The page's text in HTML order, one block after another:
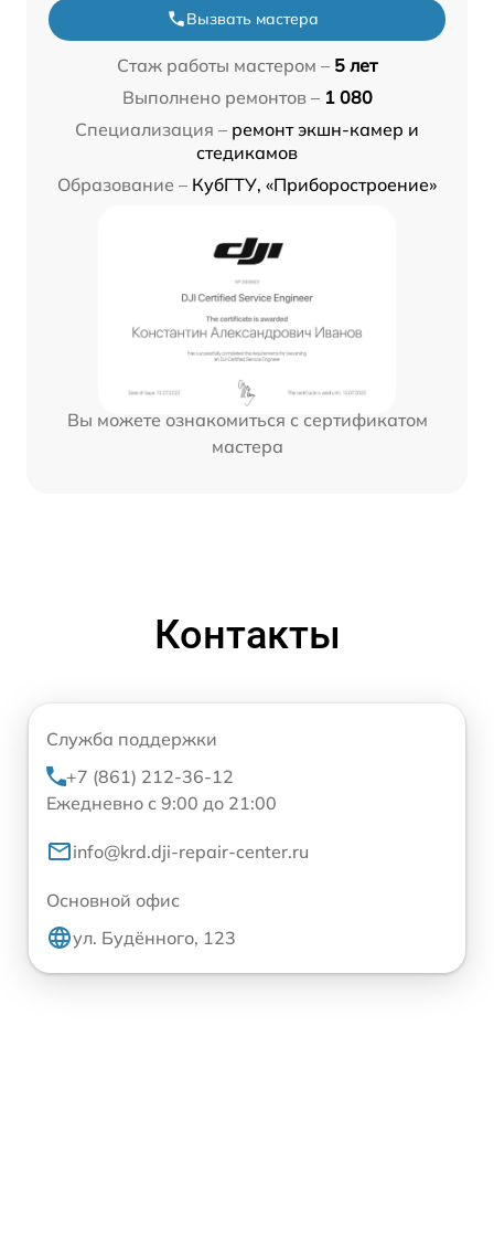
Вызвать мастера
Стаж работы мастером – 5 лет
Выполнено ремонтов – 1 080
Специализация – ремонт экшн-камер и
стедикамов
Образование – КубГТУ, «Приборостроение»
Вы можете ознакомиться с сертификатом
мастера
Контакты
Служба поддержки
+7 (861) 212-36-12
Ежедневно с 9:00 до 21:00
info@krd.dji-repair-center.ru
Основной офис
ул. Будённого, 123